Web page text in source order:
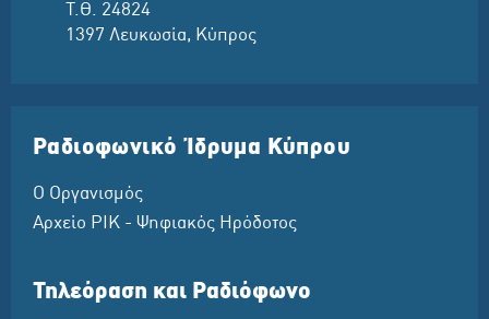
Τ.Θ. 24824
1397 Λευκωσία, Κύπρος
Ραδιοφωνικό Ίδρυμα Κύπρου
Ο Οργανισμός
Αρχείο ΡΙΚ - Ψηφιακός Ηρόδοτος
Τηλεόραση και Ραδιόφωνο